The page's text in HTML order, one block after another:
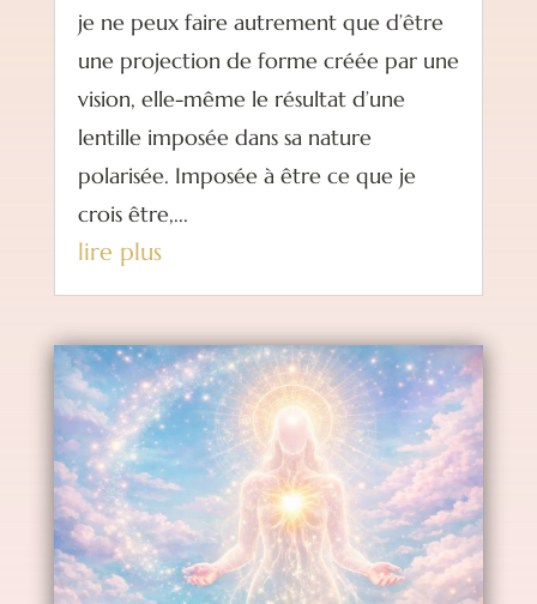
je ne peux faire autrement que d’être
une projection de forme créée par une
vision, elle-même le résultat d’une
lentille imposée dans sa nature
polarisée. Imposée à être ce que je
crois être,...
lire plus